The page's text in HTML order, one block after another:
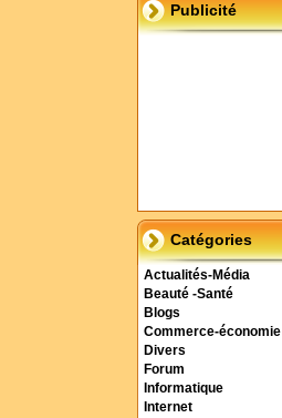
Publicité
Catégories
Actualités-Média
Beauté -Santé
Blogs
Commerce-économie
Divers
Forum
Informatique
Internet